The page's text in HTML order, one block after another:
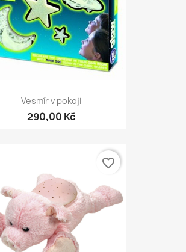
Vesmír v pokoji
290,00 Kč
favorite_border